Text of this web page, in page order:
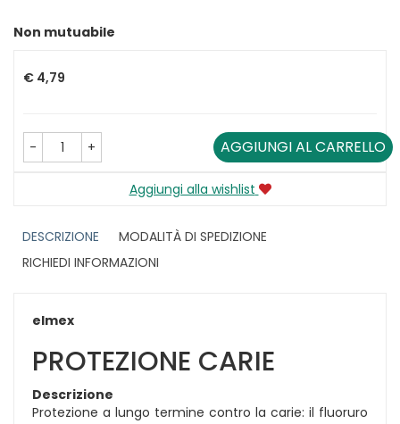
Non mutuabile
€ 4,79
- + AGGIUNGI AL CARRELLO
Aggiungi alla wishlist
DESCRIZIONE
MODALITÀ DI SPEDIZIONE
RICHIEDI INFORMAZIONI
elmex
PROTEZIONE CARIE
Descrizione
Protezione a lungo termine contro la carie: il fluoruro